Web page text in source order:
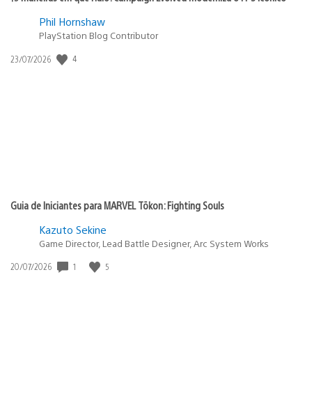
Phil Hornshaw
PlayStation Blog Contributor
Data
23/07/2026 4
Guia de Iniciantes para MARVEL Tōkon: Fighting Souls
Kazuto Sekine
Game Director, Lead Battle Designer, Arc System Works
Data
20/07/2026 1 5